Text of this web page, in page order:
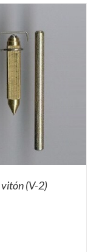
vitón (V-2)